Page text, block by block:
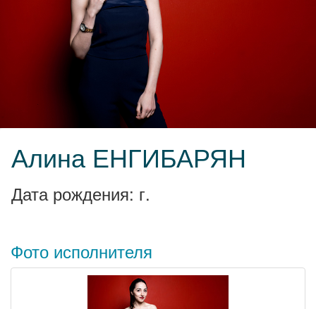
Алина ЕНГИБАРЯН
Дата рождения: г.
Фото исполнителя